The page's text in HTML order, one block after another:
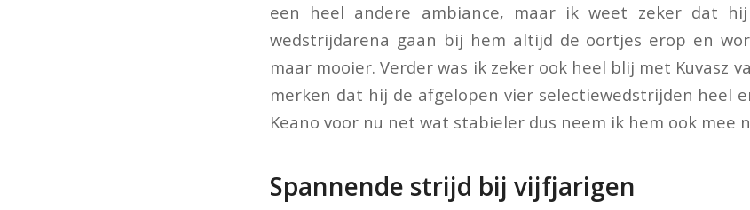
een heel andere ambiance, maar ik weet zeker dat
wedstrijdarena gaan bij hem altijd de oortjes erop en
maar mooier. Verder was ik zeker ook heel blij met Kuvasz
merken dat hij de afgelopen vier selectiewedstrijden heel
Keano voor nu net wat stabieler dus neem ik hem ook mee
Spannende strijd bij vijfjarigen